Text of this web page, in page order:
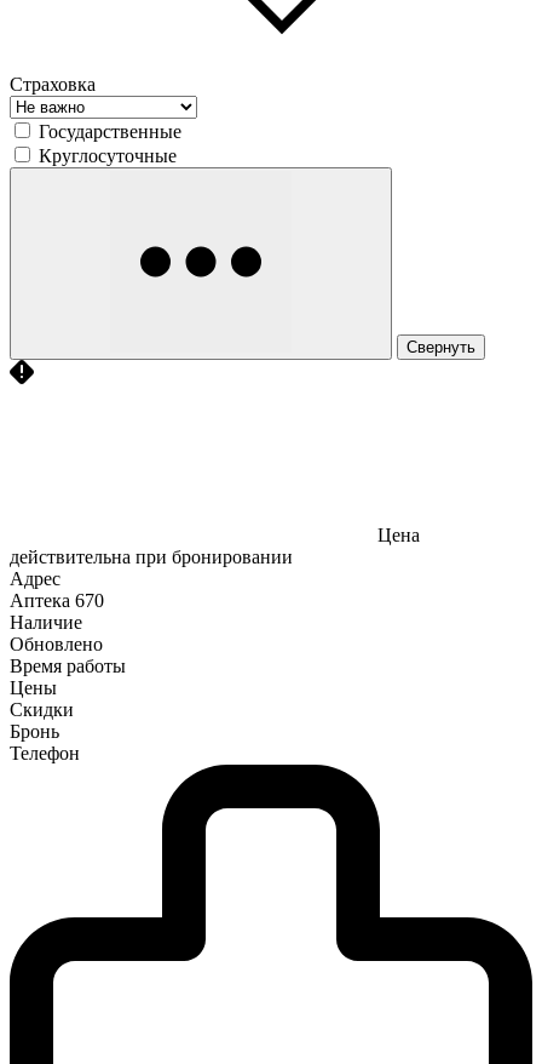
Страховка
Государственные
Круглосуточные
Свернуть
Цена
действительна при бронировании
Адрес
Аптека 670
Наличие
Обновлено
Время работы
Цены
Скидки
Бронь
Телефон